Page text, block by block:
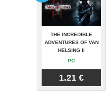
THE INCREDIBLE
ADVENTURES OF VAN
HELSING II
PC
1.21 €